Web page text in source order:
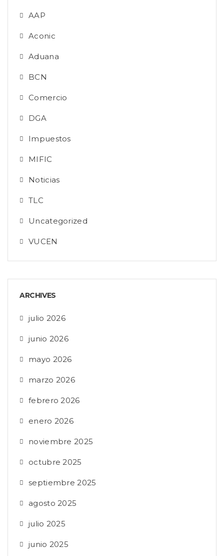
AAP
Aconic
Aduana
BCN
Comercio
DGA
Impuestos
MIFIC
Noticias
TLC
Uncategorized
VUCEN
ARCHIVES
julio 2026
junio 2026
mayo 2026
marzo 2026
febrero 2026
enero 2026
noviembre 2025
octubre 2025
septiembre 2025
agosto 2025
julio 2025
junio 2025